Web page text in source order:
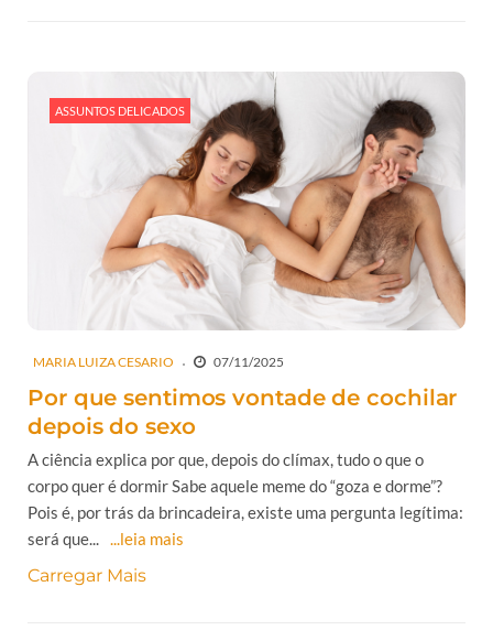
ASSUNTOS DELICADOS
MARIA LUIZA CESARIO 07/11/2025
Por que sentimos vontade de cochilar
depois do sexo
A ciência explica por que, depois do clímax, tudo o que o
corpo quer é dormir Sabe aquele meme do “goza e dorme”?
Pois é, por trás da brincadeira, existe uma pergunta legítima:
será que... ...leia mais
Carregar Mais